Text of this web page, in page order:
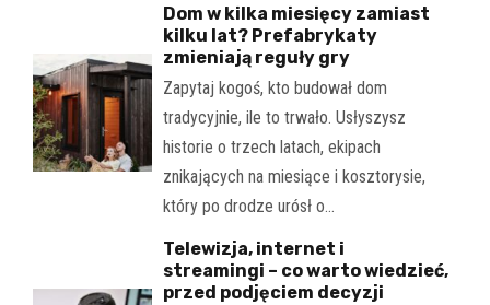
Dom w kilka miesięcy zamiast
kilku lat? Prefabrykaty
zmieniają reguły gry
Zapytaj kogoś, kto budował dom
tradycyjnie, ile to trwało. Usłyszysz
historie o trzech latach, ekipach
znikających na miesiące i kosztorysie,
który po drodze urósł o…
Telewizja, internet i
streamingi – co warto wiedzieć,
przed podjęciem decyzji